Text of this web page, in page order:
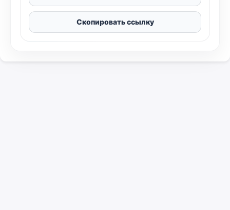
Скопировать ссылку